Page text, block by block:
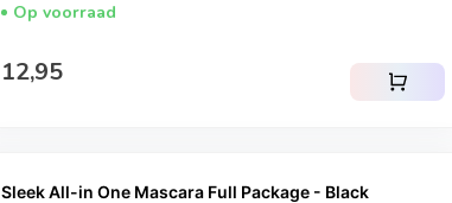
Op voorraad
Normale prijs
12,95 shopping_cart
Sleek All-in One Mascara Full Package - Black